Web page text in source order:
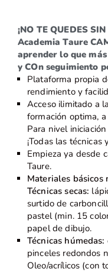
¡NO TE QUEDES
Academia Taure
aprender lo que
y COn seguimiento
Plataforma propia
rendimiento y
Acceso ilimitado a
formación optima,
Para nivel
¡Todas las
Empieza ya desde
Taure.
Materiales básicos
Técnicas secas:
surtido de
pastel (min. 15
papel de dibujo.
Técnicas húmedas:
pinceles redondos
Oleo/acrílicos (con